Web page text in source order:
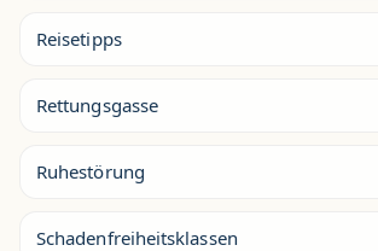
Reisetipps
Rettungsgasse
Ruhestörung
Schadenfreiheitsklassen